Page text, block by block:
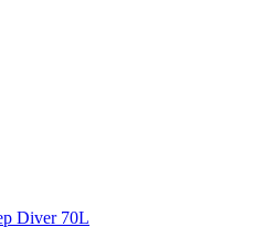
Diver 70L